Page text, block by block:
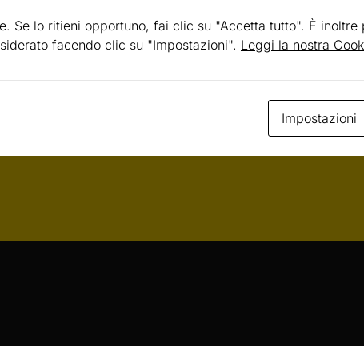
Tutti i
10 MARZO
Se lo ritieni opportuno, fai clic su "Accetta tutto". È inoltre
facendo clic su "Impostazioni". Leggi la nostra
Impostazioni